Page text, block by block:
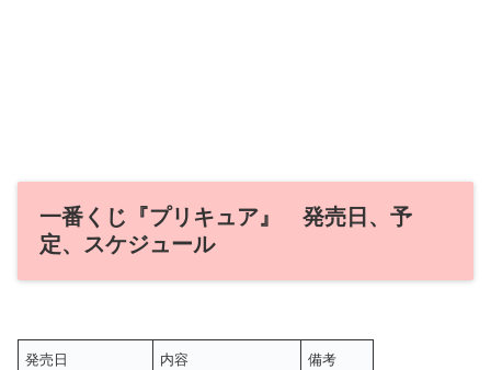
一番くじ『プリキュア』 発売日、予
定、スケジュール
発売日 内容 備考